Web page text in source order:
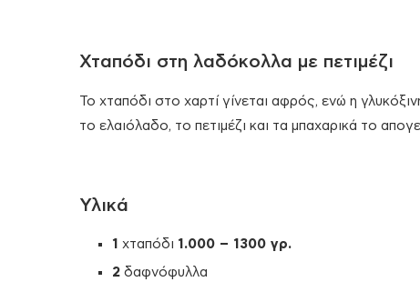
Χταπόδι στη λαδόκολλα με πετιμέζι
Το χταπόδι στο χαρτί γίνεται αφρός, ενώ η
το ελαιόλαδο, το πετιμέζι και τα μπαχαρικά το
Υλικά
1 χταπόδι 1.000 – 1300 γρ.
2 δαφνόφυλλα